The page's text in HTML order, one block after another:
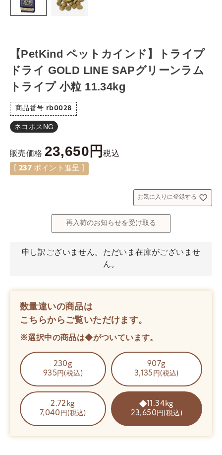
【PetKind ペットカインド】トライプ
ドライ GOLD LINE SAPグリーンラム
トライプ 小粒 11.34kg
商品番号 rb0028
ネコポスNG
販売価格 23,650 税込
237 ポイント進呈 ]
お気に入りに登録する
再入荷のお知らせを受け取る
申し訳ございません。ただいま在庫がございませ
ん。
数量違いの商品は
こちらからご覧いただけます。
※選択中の商品は◆がついています。
230g
935 円(税込)
907g
3,135 円(税込)
2.72kg
7,040 円(税込)
11.34kg
23,650 円(税込)